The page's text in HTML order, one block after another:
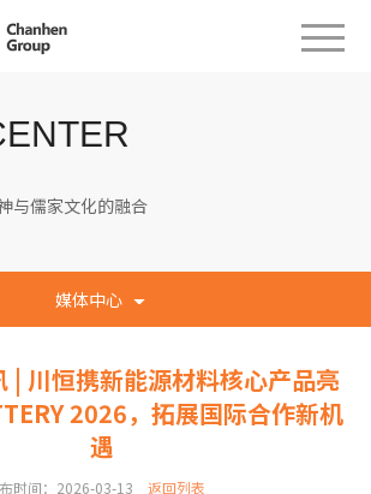
与儒家文化的融合
媒体中心
川恒携新能源材料核心产品亮
2026，拓展国际合作新机
遇
时间：2026-03-13 返回列表